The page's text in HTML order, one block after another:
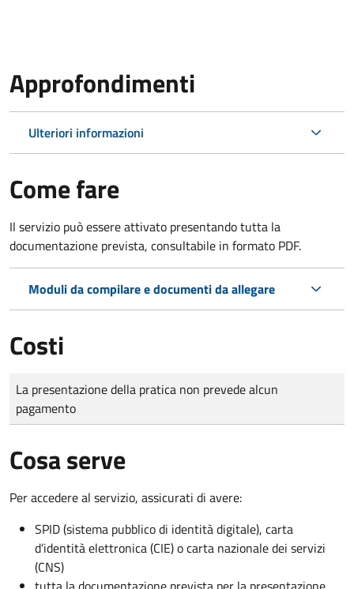
Approfondimenti
Ulteriori informazioni
Come fare
Il servizio può essere attivato presentando tutta la
documentazione prevista, consultabile in formato PDF.
Moduli da compilare e documenti da allegare
Costi
Tipo di pagamento
Importo
La presentazione della pratica non prevede alcun
pagamento
Cosa serve
Per accedere al servizio, assicurati di avere:
SPID (sistema pubblico di identità digitale), carta
d’identità elettronica (CIE) o carta nazionale dei servizi
(CNS)